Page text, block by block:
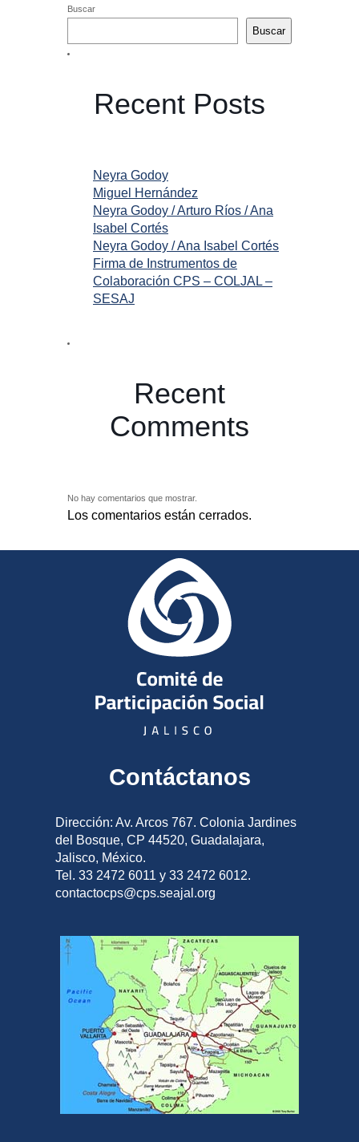
Buscar
Buscar
Recent Posts
Neyra Godoy
Miguel Hernández
Neyra Godoy / Arturo Ríos / Ana
Isabel Cortés
Neyra Godoy / Ana Isabel Cortés
Firma de Instrumentos de
Colaboración CPS – COLJAL –
SESAJ
Recent
Comments
No hay comentarios que mostrar.
Los comentarios están cerrados.
Contáctanos
Dirección: Av. Arcos 767. Colonia Jardines
del Bosque, CP 44520, Guadalajara,
Jalisco, México.
Tel. 33 2472 6011 y 33 2472 6012.
contactocps@cps.seajal.org